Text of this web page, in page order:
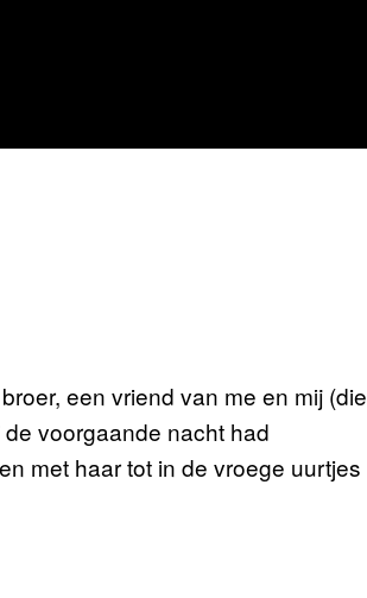
een vriend van me en mij (die
voorgaande nacht had
met haar tot in de vroege uurtjes